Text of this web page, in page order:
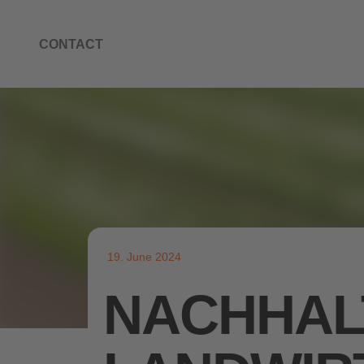
CONTACT
19. June 2024